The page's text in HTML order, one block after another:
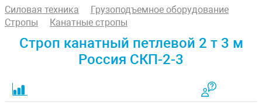
Силовая техника
Грузоподъемное оборудование
Стропы
Канатные стропы
Строп канатный петлевой 2 т 3 м
Россия СКП-2-3